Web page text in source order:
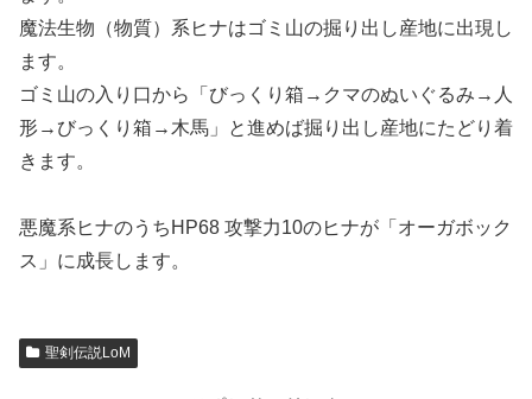
魔法生物（物質）系ヒナはゴミ山の掘り出し産地に出現し
ます。
ゴミ山の入り口から「びっくり箱→クマのぬいぐるみ→人
形→びっくり箱→木馬」と進めば掘り出し産地にたどり着
きます。
悪魔系ヒナのうちHP68 攻撃力10のヒナが「オーガボック
ス」に成長します。
聖剣伝説LoM